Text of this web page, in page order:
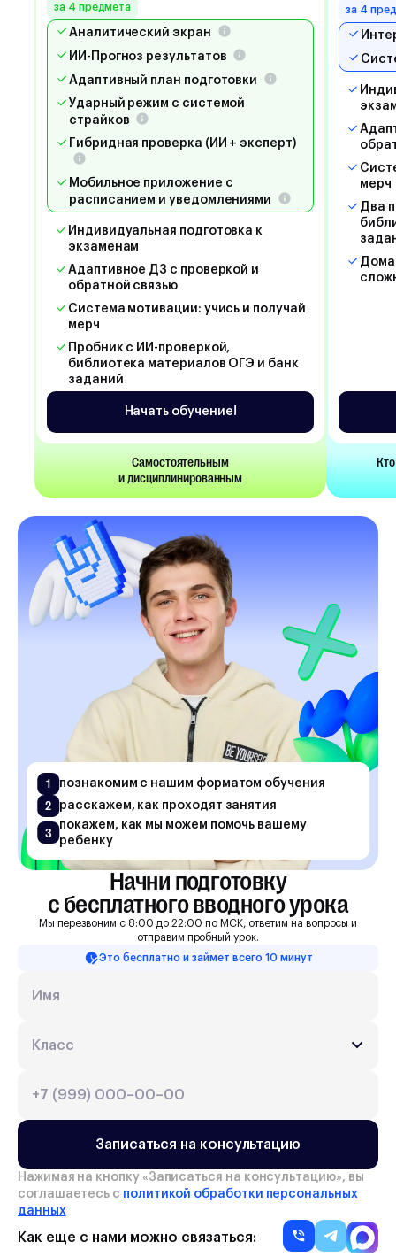
за 4 предмета
Аналитический экран
ИИ-Прогноз результатов
Адаптивный план подготовки
Ударный режим с системой
страйков
Гибридная проверка (ИИ + эксперт)
Мобильное приложение с
расписанием и уведомлениями
Индивидуальная подготовка к
экзаменам
Адаптивное ДЗ с проверкой и
обратной связью
Система мотивации: учись и получай
мерч
Пробник с ИИ-проверкой,
библиотека материалов ОГЭ и банк
заданий
Начать обучение!
Самостоятельным
и дисциплинированным
за 4
мерч
Два
1 познакомим с нашим форматом обучения
2 расскажем, как проходят занятия
3
покажем, как мы можем помочь вашему
ребенку
Начни подготовку
с бесплатного вводного урока
Мы перезвоним с 8:00 до 22:00 по МСК, ответим на вопросы и
отправим пробный урок.
Это бесплатно и займет всего 10 минут
Записаться на консультацию
Нажимая на кнопку «Записаться на консультацию», вы
соглашаетесь с политикой обработки персональных
данных
Как еще с нами можно связаться: